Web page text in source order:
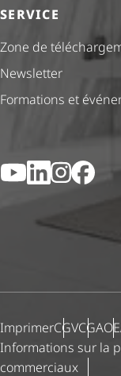
SERVICE
Zone de
Newsletter
Formations et
YouTubeLinkedIn
Instagram
ImprimerCGVCGA
Informations sur la
commerciaux